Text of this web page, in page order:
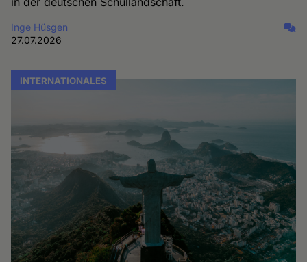
Inge Hüsgen
27.07.2026
INTERNATIONALES